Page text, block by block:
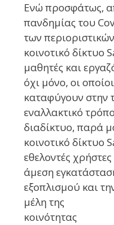
Ενώ προσφάτως,
πανδημίας του
των
κοινοτικό
μαθητές και
όχι μόνο, οι
καταφύγουν στην
εναλλακτικό
διαδίκτυο, παρά
κοινοτικό
εθελοντές
άμεση
εξοπλισμού και
μέλη της
κοινότητας